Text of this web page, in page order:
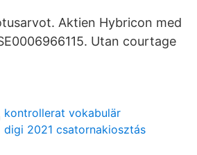
Aktien Hybricon med
Utan courtage
kontrollerat vokabulär
digi 2021 csatornakiosztás